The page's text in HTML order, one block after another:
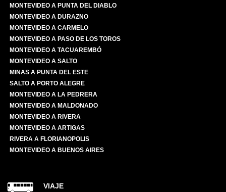
MONTEVIDEO A PUNTA DEL DIABLO
MONTEVIDEO A DURAZNO
MONTEVIDEO A CARMELO
MONTEVIDEO A PASO DE LOS TOROS
MONTEVIDEO A TACUAREMBÓ
MONTEVIDEO A SALTO
MINAS A PUNTA DEL ESTE
SALTO A PORTO ALEGRE
MONTEVIDEO A LA PEDRERA
MONTEVIDEO A MALDONADO
MONTEVIDEO A RIVERA
MONTEVIDEO A ARTIGAS
RIVERA A FLORIANOPOLIS
MONTEVIDEO A BUENOS AIRES
VIAJE